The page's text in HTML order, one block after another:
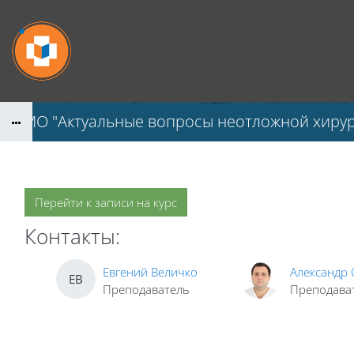
НМО "Актуальные вопросы неотложной
Перейти к записи на курс
Контакты:
ЕВ
Евгений Величко
Преподаватель
Александр